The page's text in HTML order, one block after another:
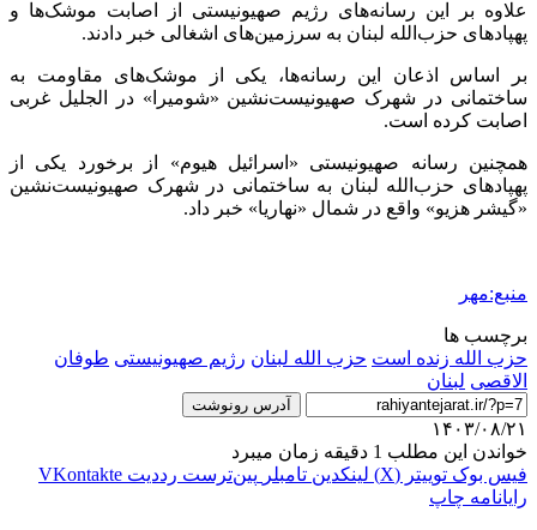
علاوه بر این رسانه‌های رژیم صهیونیستی از اصابت موشک‌ها و
پهپادهای حزب‌الله لبنان به سرزمین‌های اشغالی خبر دادند.
بر اساس اذعان این رسانه‌ها، یکی از موشک‌های مقاومت به
ساختمانی در شهرک صهیونیست‌نشین «شومیرا» در الجلیل غربی
اصابت کرده است.
همچنین رسانه صهیونیستی «اسرائیل هیوم» از برخورد یکی از
پهپادهای حزب‌الله لبنان به ساختمانی در شهرک صهیونیست‌نشین
«گیشر هزیو» واقع در شمال «نهاریا» خبر داد.
منبع:مهر
برچسب ها
حزب الله زنده است حزب الله لبنان رژیم صهیونیستی طوفان
الاقصی لبنان
آدرس رونوشت
۱۴۰۳/۰۸/۲۱
خواندن این مطلب 1 دقیقه زمان میبرد
فیس بوک توییتر (X) لینکدین ‫تامبلر ‫پین‌ترست ‫رددیت ‫VKontakte
رایانامه چاپ